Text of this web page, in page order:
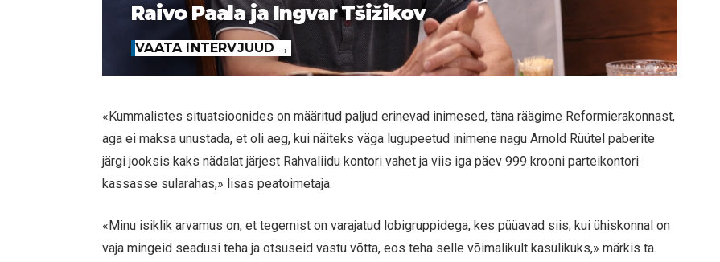
Raivo Paala ja Ingvar Tšižikov
VAATA INTERVJUUD
«Kummalistes situatsioonides on määritud paljud erinevad inimesed, täna räägime Reformierakonnast,
aga ei maksa unustada, et oli aeg, kui näiteks väga lugupeetud inimene nagu Arnold Rüütel paberite
järgi jooksis kaks nädalat järjest Rahvaliidu kontori vahet ja viis iga päev 999 krooni parteikontori
kassasse sularahas,» lisas peatoimetaja.
«Minu isiklik arvamus on, et tegemist on varajatud lobigruppidega, kes püüavad siis, kui ühiskonnal on
vaja mingeid seadusi teha ja otsuseid vastu võtta, eos teha selle võimalikult kasulikuks,» märkis ta.